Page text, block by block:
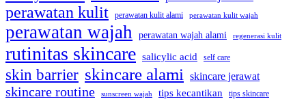
perawatan kulit perawatan kulit alami perawatan kulit wajah
perawatan wajah perawatan wajah alami regenerasi kulit
rutinitas skincare salicylic acid self care
skin barrier skincare alami skincare jerawat
skincare routine sunscreen wajah tips kecantikan tips skincare